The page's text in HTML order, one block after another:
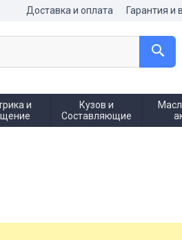
Доставка и оплата Гарантия и
и
Кузов и
Составляющие